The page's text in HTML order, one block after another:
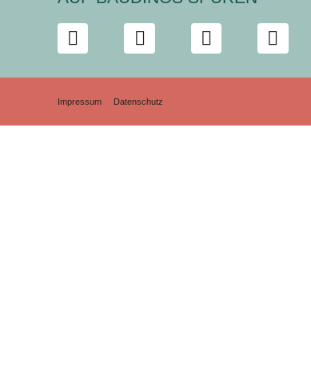
Impressum Datenschutz